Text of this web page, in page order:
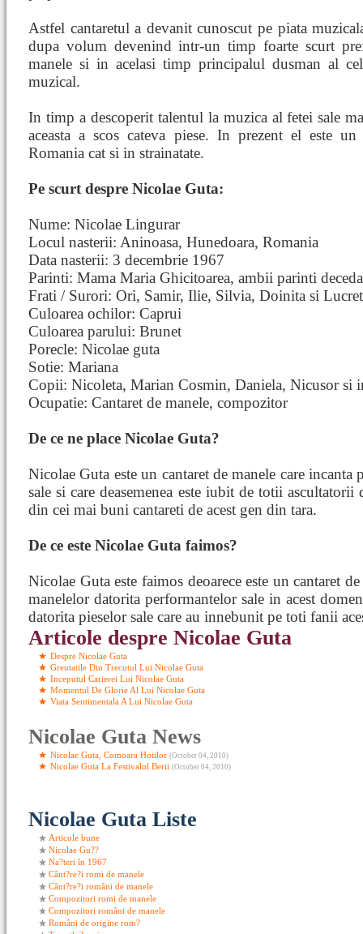
Astfel cantaretul a devanit cunoscut pe piata
dupa volum devenind intr-un timp foarte scurt
manele si in acelasi timp principalul dusman al
muzical.
In timp a descoperit talentul la muzica al fetei sale
aceasta a scos cateva piese. In prezent el este
Romania cat si in strainatate.
Pe scurt despre Nicolae Guta:
Nume: Nicolae Lingurar
Locul nasterii: Aninoasa, Hunedoara, Romania
Data nasterii: 3 decembrie 1967
Parinti: Mama Maria Ghicitoarea, ambii parinti
Frati / Surori: Ori, Samir, Ilie, Silvia, Doinita si
Culoarea ochilor: Caprui
Culoarea parului: Brunet
Porecle: Nicolae guta
Sotie: Mariana
Copii: Nicoleta, Marian Cosmin, Daniela, Nicusor si
Ocupatie: Cantaret de manele, compozitor
De ce ne place Nicolae Guta?
Nicolae Guta este un cantaret de manele care
sale si care deasemenea este iubit de totii ascultatorii
din cei mai buni cantareti de acest gen din tara.
De ce este Nicolae Guta faimos?
Nicolae Guta este faimos deoarece este un cantaret
manelelor datorita performantelor sale in acest
datorita pieselor sale care au innebunit pe toti fanii
Articole despre Nicolae Guta
Despre Nicolae Guta
Greutatile Din Trecutul Lui Nicolae Guta
Inceputul Carierei Lui Nicolae Guta
Momentul De Glorie Al Lui Nicolae Guta
Viata Sentimentala A Lui Nicolae Guta
Nicolae Guta News
Nicolae Guta, Comoara Hotilor (October 04, 2010)
Nicolae Guta La Festivalul Berii (October 04, 2010)
Nicolae Guta Liste
Articole bune
Nicolae Gu??
Na?teri în 1967
Cânt?re?i romi de manele
Cânt?re?i români de manele
Compozitori romi de manele
Compozitori români de manele
Români de origine rom?